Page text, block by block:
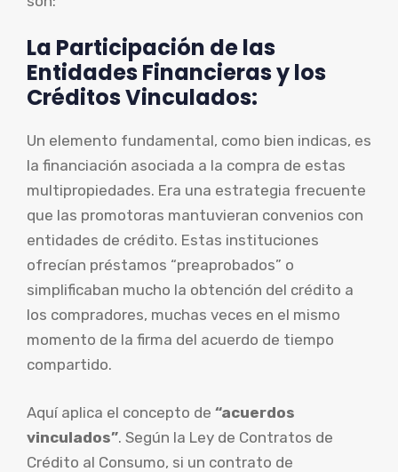
La Participación de las
Entidades Financieras y los
Créditos Vinculados:
Un elemento fundamental, como bien indicas, es
la financiación asociada a la compra de estas
multipropiedades. Era una estrategia frecuente
que las promotoras mantuvieran convenios con
entidades de crédito. Estas instituciones
ofrecían préstamos “preaprobados” o
simplificaban mucho la obtención del crédito a
los compradores, muchas veces en el mismo
momento de la firma del acuerdo de tiempo
compartido.
Aquí aplica el concepto de “acuerdos
vinculados”. Según la Ley de Contratos de
Crédito al Consumo, si un contrato de